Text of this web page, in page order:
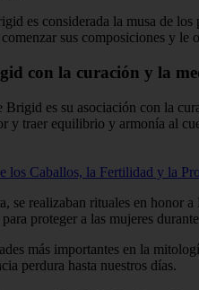
es considerada la musa de
sus composiciones y le
con la curación y la
Brigid es su asociación con la
y traer equilibrio y armonía al
los Caballos, la Fertilidad y la
se realizaban rituales en honor
proteger a las mujeres
más importantes en la
perdura hasta nuestros días.